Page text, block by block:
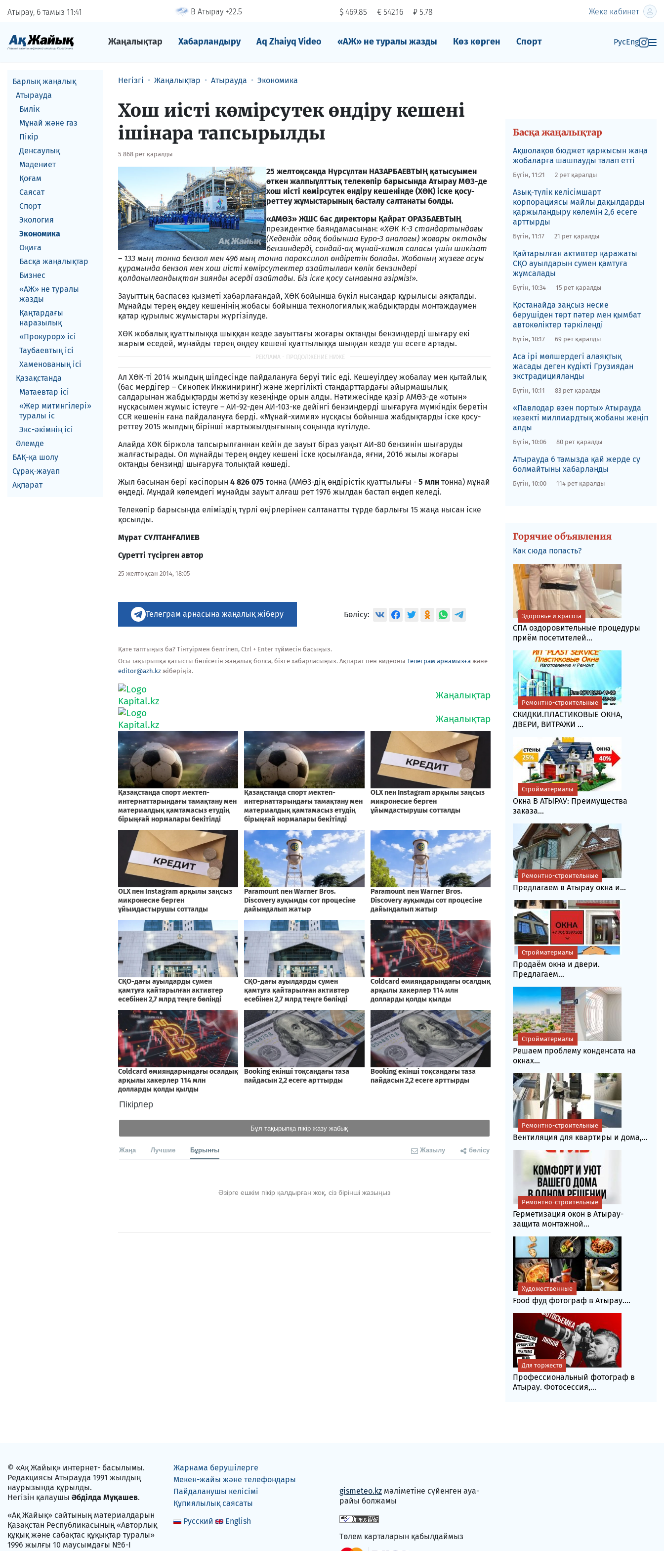
Атырау, 6 тамыз 11 41 В Атырау +22.5 $ 469.85 € 542.16 ₽ 5.78 Жеке кабинет
Жаңалықтар Хабарландыру Aq Zhaiyq Video «АЖ» не туралы жазды Көз көрген Спорт РусEng
Барлық жаңалық
Атырауда
Билік
Мұнай және газ
Пікір
Денсаулық
Мәдениет
Қоғам
Саясат
Спорт
Экология
Экономика
Оқиға
Басқа жаңалықтар
Бизнес
«АЖ» не туралы
жазды
Қаңтардағы
наразылық
«Прокурор» ісі
Таубаевтың ісі
Хаменованың ісі
Қазақстанда
Матаевтар ici
«Жер митингілері»
туралы іс
Экс-әкiмнiң iсi
Әлемде
БАҚ-қа шолу
Сұрақ-жауап
Ақпарат
Негізгі Жаңалықтар Атырауда Экономика
Хош иісті көмірсутек өндіру кешені
ішінара тапсырылды
5 868 рет қаралды
25 желтоқсанда Нұрсұлтан НАЗАРБАЕВТЫҢ қатысуымен
өткен жалпыұлттық телекөпір барысында Атырау МӨЗ-де
хош иісті көмірсутек өндіру кешенінде (ХӨК) іске қосу-
реттеу жұмыстарының басталу салтанаты болды.
«АМӨЗ» ЖШС бас директоры Қайрат ОРАЗБАЕВТЫҢ
президентке баяндамасынан: «ХӨК К-3 стандартындағы
(Кедендік одақ бойынша Еуро-3 аналогы) жоғары октанды
бензиндерді, сондай-ақ мұнай-химия саласы үшін шикізат
– 133 мың тонна бензол мен 496 мың тонна параксилол өндіретін болады. Жобаның жүзеге асуы
құрамында бензол мен хош иісті көмірсутектер азайтылған көлік бензиндері
қолданылғандықтан зиянды әсерді азайтады. Біз іске қосу сынағына әзірміз!».
Зауыттың баспасөз қызметі хабарлағандай, ХӨК бойынша бүкіл нысандар құрылысы аяқталды.
Мұнайды терең өңдеу кешенінің жобасы бойынша технологиялық жабдықтарды монтаждаумен
қатар құрылыс жұмыстары жүргізілуде.
ХӨК жобалық қуаттылыққа шыққан кезде зауыттағы жоғары октанды бензиндерді шығару екі
жарым еседей, мұнайды терең өңдеу кешені қуаттылыққа шыққан кезде үш есеге артады.
Ал ХӨК-ті 2014 жылдың шілдесінде пайдалануға беруі тиіс еді. Кешеуілдеу жобалау мен қытайлық
(бас мердігер – Синопек Инжиниринг) және жергілікті стандарттардағы айырмашылық
салдарынан жабдықтарды жеткізу кезеңінде орын алды. Нәтижесінде қазір АМӨЗ-де «отын»
нұсқасымен жұмыс істеуге – АИ-92-ден АИ-103-ке дейінгі бензиндерді шығаруға мүмкіндік беретін
CCR кешенін ғана пайдалануға берді. «Мұнай-химия» нұсқасы бойынша жабдықтарды іске қосу-
реттеу 2015 жылдың бірінші жартыжылдығының соңында күтілуде.
Алайда ХӨК біржола тапсырылғаннан кейін де зауыт біраз уақыт АИ-80 бензинін шығаруды
жалғастырады. Ол мұнайды терең өңдеу кешені іске қосылғанда, яғни, 2016 жылы жоғары
октанды бензинді шығаруға толықтай көшеді.
Жыл басынан бері кәсіпорын 4 826 075 тонна (АМӨЗ-дің өндірістік қуаттылығы - 5 млн тонна) мұнай
өңдеді. Мұндай көлемдегі мұнайды зауыт алғаш рет 1976 жылдан бастап өңдеп келеді.
Телекөпір барысында еліміздің түрлі өңірлерінен салтанатты түрде барлығы 15 жаңа нысан іске
қосылды.
Мұрат СҰЛТАНҒАЛИЕВ
Суретті түсірген автор
25 желтоқсан 2014, 18:05
Телеграм арнасына жаңалық жіберу Бөлісу:
Қате таптыңыз ба? Тінтуірмен белгілеп, Ctrl + Enter түймесін басыңыз.
Осы тақырыпқа қатысты бөлісетін жаңалық болса, бізге хабарласыңыз. Ақпарат пен видеоны Телеграм арнамызға және
editor@azh.kz жіберіңіз.
Пікірлер
Бұл тақырыпқа пікір жазу жабық
Жаңа Лучшие Бұрынғы Жазылу бөлісу
Әзірге ешкім пікір қалдырған жоқ, сіз бірінші жазыңыз
Басқа жаңалықтар
Ақшолақов бюджет қаржысын жаңа
жобаларға шашпауды талап етті
Бүгін, 11:21 2 рет қаралды
Азық-түлік келісімшарт
корпорациясы майлы дақылдарды
қаржыландыру көлемін 2,6 есеге
арттырды
Бүгін, 11:17 21 рет қаралды
Қайтарылған активтер ​қаражаты
СҚО ауылдарын сумен қамтуға
жұмсалады
Бүгін, 10:34 15 рет қаралды
Қостанайда заңсыз несие
берушіден төрт пәтер мен қымбат
автокөліктер тәркіленді
Бүгін, 10:17 69 рет қаралды
​Аса ірі мөлшердегі алаяқтық
жасады деген күдікті Грузиядан
экстрадицияланды
Бүгін, 10:11 83 рет қаралды
​«Павлодар өзен порты» Атырауда
кезекті миллиардтық жобаны жеңіп
алды
Бүгін, 10:06 80 рет қаралды
​Атырауда 6 тамызда қай жерде су
болмайтыны хабарланды
Бүгін, 10:00 114 рет қаралды
Горячие объявления
Как сюда попасть?
СПА оздоровительные процедуры
приём посетителей...
Здоровье и красота
СКИДКИ.ПЛАСТИКОВЫЕ ОКНА,
ДВЕРИ, ВИТРАЖИ ...
Ремонтно-строительные
Окна В АТЫРАУ: Преимущества
заказа...
Стройматериалы
Предлагаем в Атырау окна и...
Ремонтно-строительные
Продаём окна и двери.
Предлагаем...
Стройматериалы
Решаем проблему конденсата на
окнах...
Стройматериалы
Вентиляция для квартиры и дома,...
Ремонтно-строительные
Герметизация окон в Атырау-
защита монтажной...
Ремонтно-строительные
Food фуд фотограф в Атырау....
Художественные
Профессиональный фотограф в
Атырау. Фотосессия,...
Для торжеств
© «Ақ Жайық» интернет- басылымы.
Редакциясы Атырауда 1991 жылдың
наурызында құрылды.
Негізін қалаушы Әбділда Мұқашев.
«Ақ Жайық» сайтының материалдарын
Қазақстан Республикасының «Авторлық
құқық және сабақтас құқықтар туралы»
1996 жылғы 10 маусымдағы №6-I
Жарнама берушілерге
Мекен-жайы және телефондары
Пайдаланушы келісімі
Құпиялылық саясаты
Русский
English
gismeteo.kz мәліметіне сүйенген ауа-
райы болжамы
Төлем карталарын қабылдаймыз